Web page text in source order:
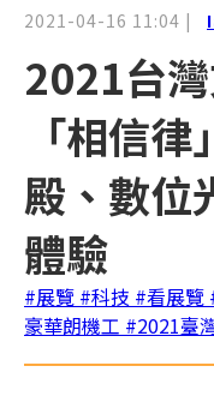
2021-04-16 11:04 |
2021台
「相信
殿、數位
體驗
#展覽 #科技 #看展覽
豪華朗機工 #2021臺